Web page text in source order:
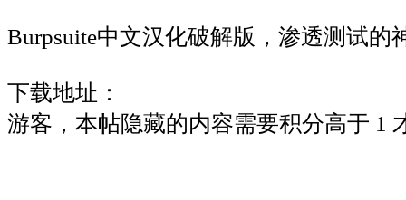
Burpsuite中文汉化破解版，渗透测试的
下载地址：
游客，本帖隐藏的内容需要积分高于 1